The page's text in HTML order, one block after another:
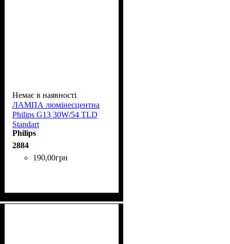
Немає в наявності
ЛАМПА люмінесцентна
Phіlіps G13 30W/54 TLD
Standart
Philips
2884
190,00грн